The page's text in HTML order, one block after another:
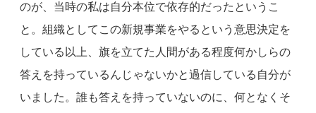
のが、当時の私は自分本位で依存的だったというこ
と。組織としてこの新規事業をやるという意思決定を
している以上、旗を立てた人間がある程度何かしらの
答えを持っているんじゃないかと過信している自分が
いました。誰も答えを持っていないのに、何となくそ